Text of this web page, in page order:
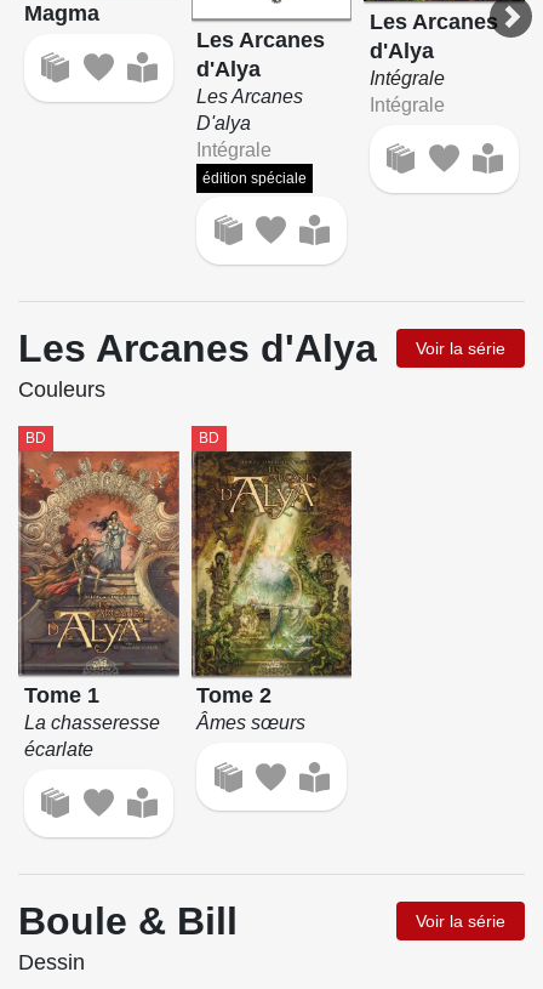
Magma
Les Arcanes
d'Alya
Les Arcanes
D'alya
Intégrale
édition spéciale
Les Arcanes
d'Alya
Intégrale
Intégrale
Les Arcanes d'Alya Voir la série
Couleurs
BD
Tome 1
La chasseresse
écarlate
BD
Tome 2
Âmes sœurs
Boule & Bill Voir la série
Dessin